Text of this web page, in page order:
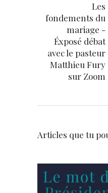
Les
fondements du
mariage -
Éxposé débat
avec le pasteur
Matthieu Fury
sur Zoom
Articles que tu